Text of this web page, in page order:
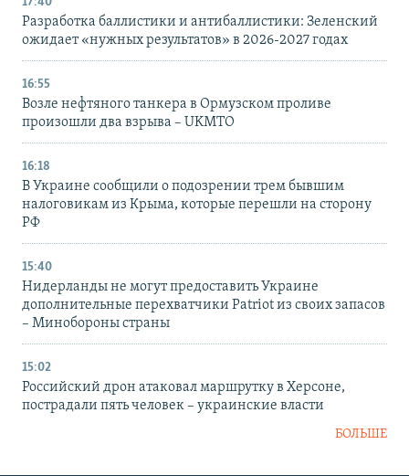
Разработка баллистики и антибаллистики: Зеленский
ожидает «нужных результатов» в 2026-2027 годах
16:55
Возле нефтяного танкера в Ормузском проливе
произошли два взрыва – UKMTO
16:18
В Украине сообщили о подозрении трем бывшим
налоговикам из Крыма, которые перешли на сторону
РФ
15:40
Нидерланды не могут предоставить Украине
дополнительные перехватчики Patriot из своих запасов
– Минобороны страны
15:02
Российский дрон атаковал маршрутку в Херсоне,
пострадали пять человек – украинские власти
БОЛЬШЕ